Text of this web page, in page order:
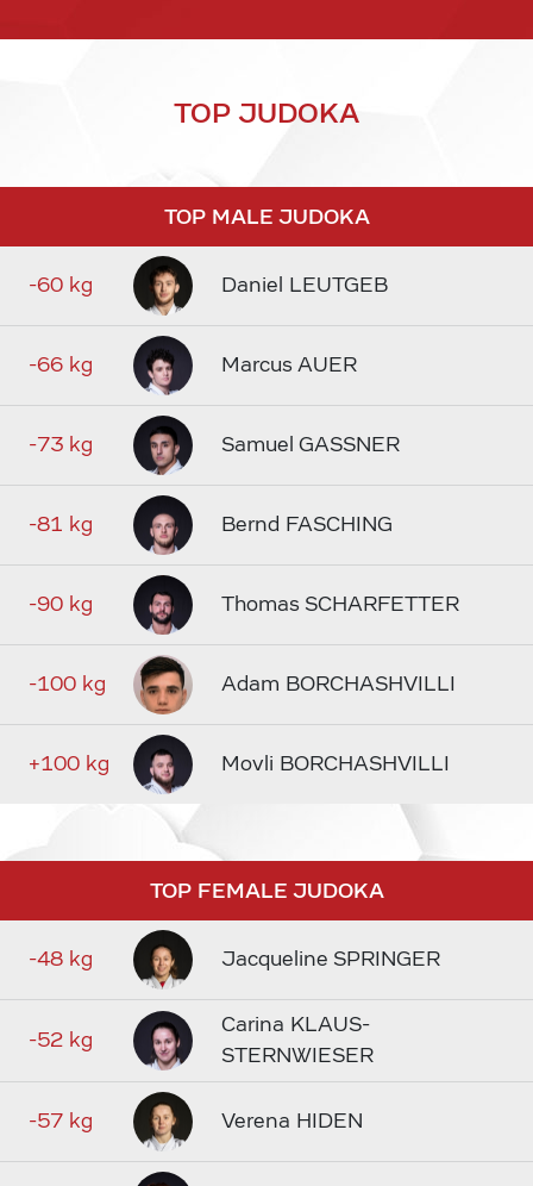
TOP JUDOKA
TOP MALE JUDOKA
-60 kg Daniel LEUTGEB
-66 kg Marcus AUER
-73 kg Samuel GASSNER
-81 kg Bernd FASCHING
-90 kg Thomas SCHARFETTER
-100 kg Adam BORCHASHVILLI
+100 kg Movli BORCHASHVILLI
TOP FEMALE JUDOKA
-48 kg Jacqueline SPRINGER
-52 kg
Carina KLAUS-
STERNWIESER
-57 kg Verena HIDEN